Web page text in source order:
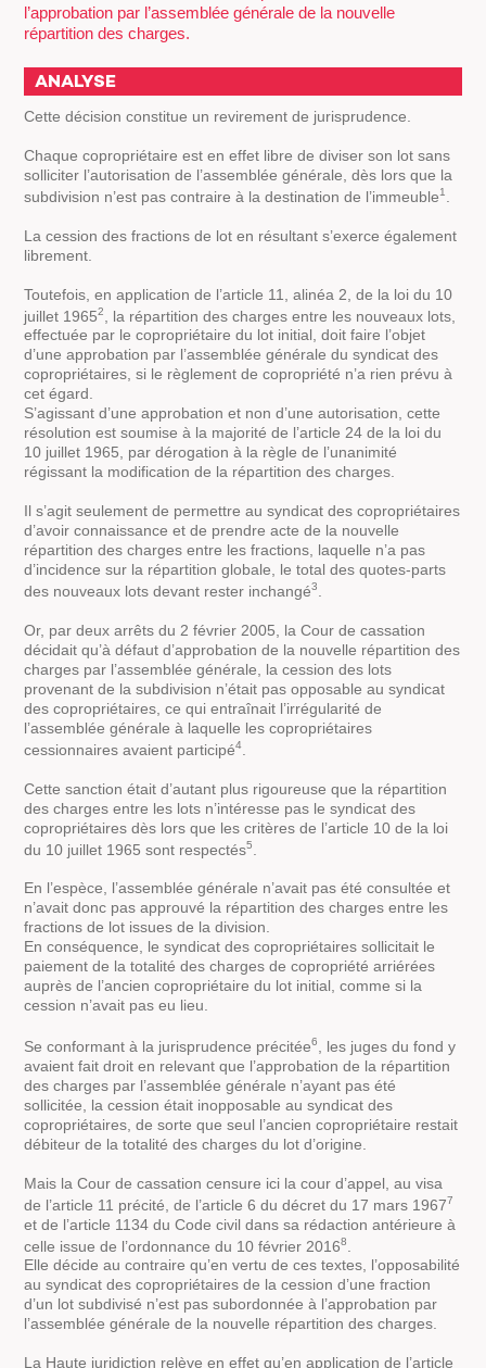
l’approbation par l’assemblée générale de la nouvelle
répartition des charges.
ANALYSE
Cette décision constitue un revirement de jurisprudence.
Chaque copropriétaire est en effet libre de diviser son lot sans
solliciter l’autorisation de l’assemblée générale, dès lors que la
subdivision n’est pas contraire à la destination de l’immeuble1
La cession des fractions de lot en résultant s’exerce également
librement.
Toutefois, en application de l’article 11, alinéa 2, de la loi du 10
juillet 19652
, la répartition des charges entre les nouveaux lots,
effectuée par le copropriétaire du lot initial, doit faire l’objet
d’une approbation par l’assemblée générale du syndicat des
copropriétaires, si le règlement de copropriété n’a rien prévu à
cet égard.
S’agissant d’une approbation et non d’une autorisation, cette
résolution est soumise à la majorité de l’article 24 de la loi du
10 juillet 1965, par dérogation à la règle de l’unanimité
régissant la modification de la répartition des charges.
Il s’agit seulement de permettre au syndicat des copropriétaires
d’avoir connaissance et de prendre acte de la nouvelle
répartition des charges entre les fractions, laquelle n’a pas
d’incidence sur la répartition globale, le total des quotes-parts
des nouveaux lots devant rester inchangé3
Or, par deux arrêts du 2 février 2005, la Cour de cassation
décidait qu’à défaut d’approbation de la nouvelle répartition des
charges par l’assemblée générale, la cession des lots
provenant de la subdivision n’était pas opposable au syndicat
des copropriétaires, ce qui entraînait l’irrégularité de
l’assemblée générale à laquelle les copropriétaires
cessionnaires avaient participé4
Cette sanction était d’autant plus rigoureuse que la répartition
des charges entre les lots n’intéresse pas le syndicat des
copropriétaires dès lors que les critères de l’article 10 de la loi
du 10 juillet 1965 sont respectés5
En l’espèce, l’assemblée générale n’avait pas été consultée et
n’avait donc pas approuvé la répartition des charges entre les
fractions de lot issues de la division.
En conséquence, le syndicat des copropriétaires sollicitait le
paiement de la totalité des charges de copropriété arriérées
auprès de l’ancien copropriétaire du lot initial, comme si la
cession n’avait pas eu lieu.
Se conformant à la jurisprudence précitée6
, les juges du fond y
avaient fait droit en relevant que l’approbation de la répartition
des charges par l’assemblée générale n’ayant pas été
sollicitée, la cession était inopposable au syndicat des
copropriétaires, de sorte que seul l’ancien copropriétaire restait
débiteur de la totalité des charges du lot d’origine.
Mais la Cour de cassation censure ici la cour d’appel, au visa
de l’article 11 précité, de l’article 6 du décret du 17 mars 19677
et de l’article 1134 du Code civil dans sa rédaction antérieure à
celle issue de l’ordonnance du 10 février 20168
Elle décide au contraire qu’en vertu de ces textes, l’opposabilité
au syndicat des copropriétaires de la cession d’une fraction
d’un lot subdivisé n’est pas subordonnée à l’approbation par
l’assemblée générale de la nouvelle répartition des charges.
La Haute juridiction relève en effet qu’en application de l’article